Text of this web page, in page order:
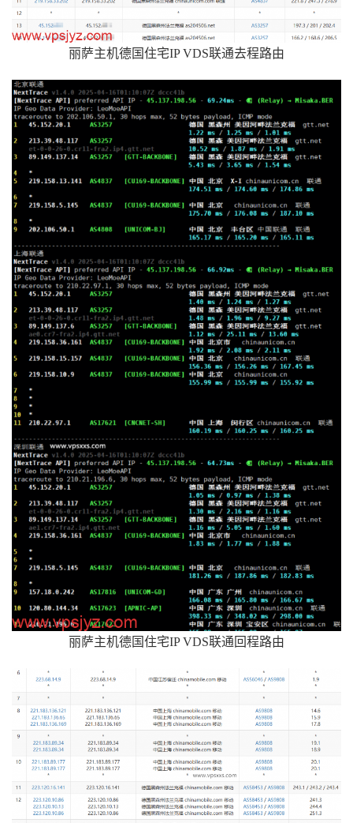
丽萨主机德国住宅IP VDS联通去程路由
丽萨主机德国住宅IP VDS联通回程路由